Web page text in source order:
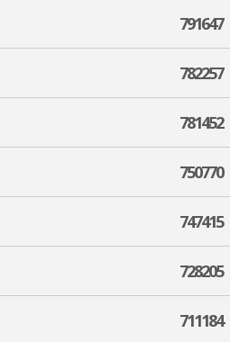
791647
782257
781452
750770
747415
728205
711184